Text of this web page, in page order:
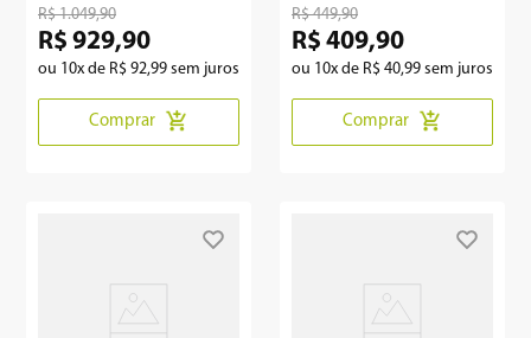
R$ 1.049,90
R$ 929,90
ou 10x de R$ 92,99 sem juros
Comprar
R$ 449,90
R$ 409,90
ou 10x de R$ 40,99 sem juros
Comprar